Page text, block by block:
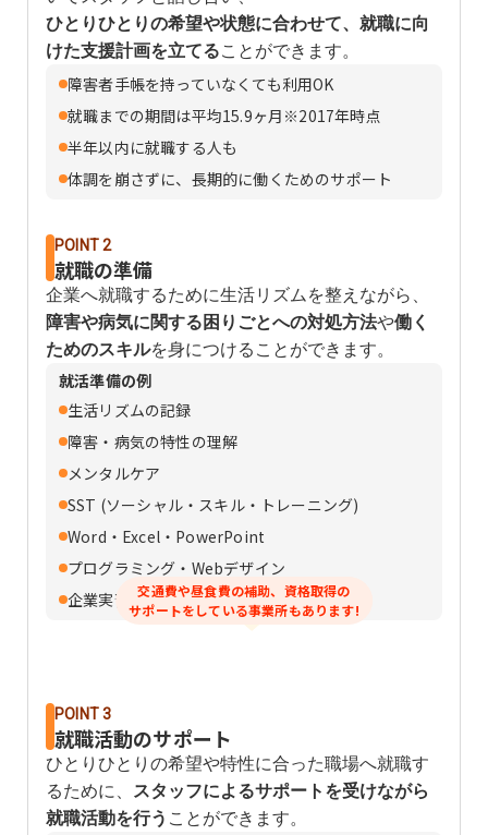
ひとりひとりの希望や状態に合わせて、就職に向
けた支援計画を立てることができます。
障害者手帳を持っていなくても利用OK
就職までの期間は平均15.9ヶ月※2017年時点
半年以内に就職する人も
体調を崩さずに、長期的に働くためのサポート
POINT 2
就職の準備
企業へ就職するために生活リズムを整えながら、
障害や病気に関する困りごとへの対処方法や働く
ためのスキルを身につけることができます。
就活準備の例
生活リズムの記録
障害・病気の特性の理解
メンタルケア
SST (ソーシャル・スキル・トレーニング)
Word・Excel・PowerPoint
プログラミング・Webデザイン
企業実習
交通費や昼食費の補助、資格取得の
サポートをしている事業所もあります!
POINT 3
就職活動のサポート
ひとりひとりの希望や特性に合った職場へ就職す
るために、
スタッフによるサポートを受けながら
就職活動を行う ことができます。